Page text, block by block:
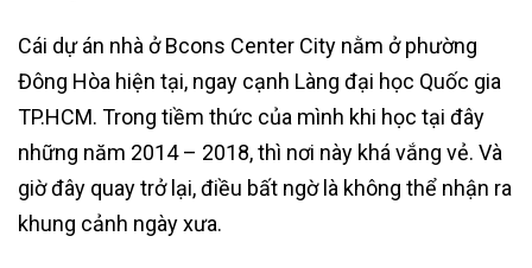
Cái dự án nhà ở Bcons Center City nằm ở phường
Đông Hòa hiện tại, ngay cạnh Làng đại học Quốc gia
TP.HCM. Trong tiềm thức của mình khi học tại đây
những năm 2014 – 2018, thì nơi này khá vắng vẻ. Và
giờ đây quay trở lại, điều bất ngờ là không thể nhận ra
khung cảnh ngày xưa.